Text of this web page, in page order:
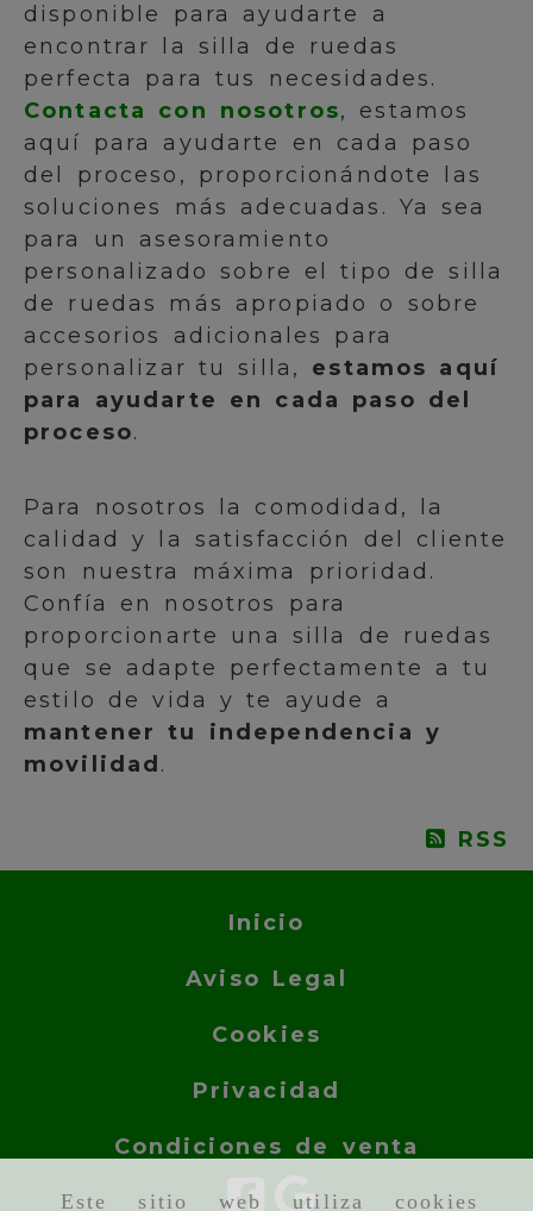
Este sitio web utiliza cookies
disponible para ayudarte a
encontrar la silla de ruedas
perfecta para tus necesidades.
Contacta con nosotros, estamos
aquí para ayudarte en cada paso
del proceso, proporcionándote las
soluciones más adecuadas. Ya sea
para un asesoramiento
personalizado sobre el tipo de silla
de ruedas más apropiado o sobre
accesorios adicionales para
personalizar tu silla, estamos aquí
para ayudarte en cada paso del
proceso.
Para nosotros la comodidad, la
calidad y la satisfacción del cliente
son nuestra máxima prioridad.
Confía en nosotros para
proporcionarte una silla de ruedas
que se adapte perfectamente a tu
estilo de vida y te ayude a
mantener tu independencia y
movilidad .
RSS
Inicio
Aviso Legal
Cookies
Privacidad
Condiciones de venta